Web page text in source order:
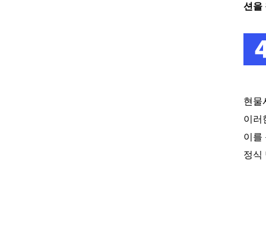
션을
현물
이러
이를
정식